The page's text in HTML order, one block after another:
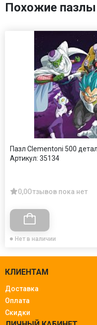
Похожие пазлы
Пазл Clementoni 500
Артикул: 35134
0,0Отзывов пока нет
Нет в наличии
КЛИЕНТАМ
Доставка
Оплата
Скидки